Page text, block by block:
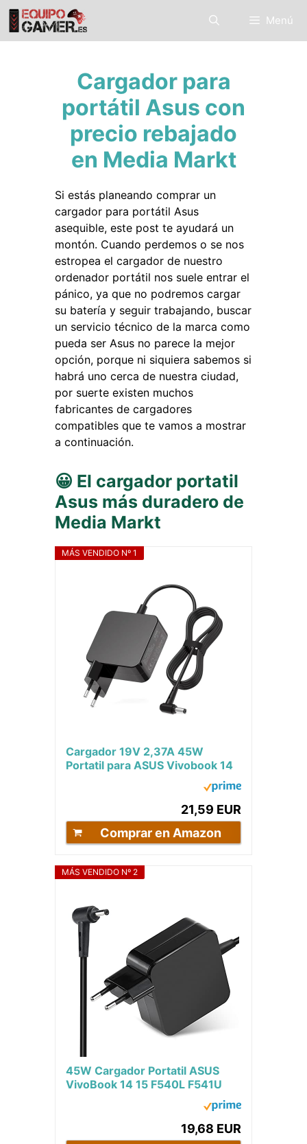
Saltar
contenido
Menú
Cargador para
portátil Asus con
precio rebajado
en Media Markt
Si estás planeando comprar un
cargador para portátil Asus
asequible, este post te ayudará un
montón. Cuando perdemos o se nos
estropea el cargador de nuestro
ordenador portátil nos suele entrar el
pánico, ya que no podremos cargar
su batería y seguir trabajando, buscar
un servicio técnico de la marca como
pueda ser Asus no parece la mejor
opción, porque ni siquiera sabemos si
habrá uno cerca de nuestra ciudad,
por suerte existen muchos
fabricantes de cargadores
compatibles que te vamos a mostrar
a continuación.
😀 El cargador portatil
Asus más duradero de
Media Markt
MÁS VENDIDO Nº 1
Cargador 19V 2,37A 45W
Portatil para ASUS Vivobook 14
S14 15 Zenbook F541U UX430U
21,59 EUR
Comprar en Amazon
MÁS VENDIDO Nº 2
45W Cargador Portatil ASUS
VivoBook 14 15 F540L F541U
X540L X540Y X540S X541UA
19,68 EUR